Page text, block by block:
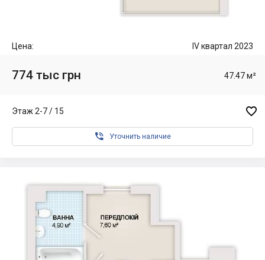
Цена: IV квартал 2023
774 тыс грн 47.47 м²
Этаж 2-7 / 15 
 Уточнить наличие